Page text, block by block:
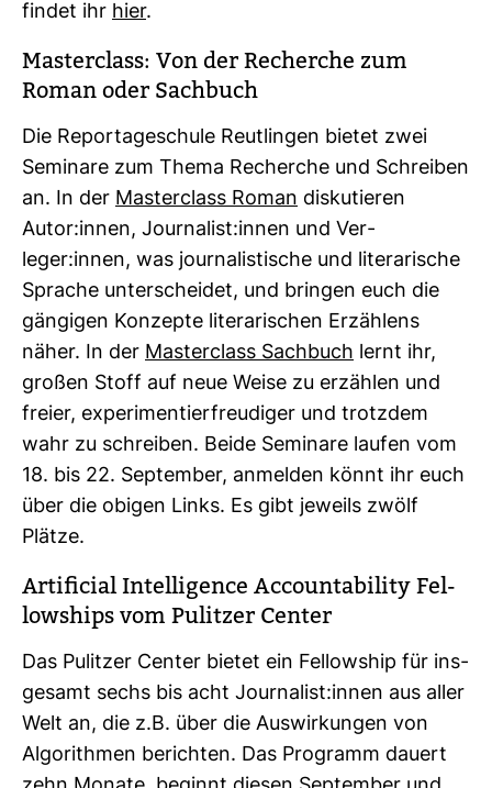
findet ihr hier.
Mas­ter­class: Von der Recherche zum
Roman oder Sach­buch
Die Repor­ta­ge­schule Reut­lingen bietet zwei
Semi­nare zum Thema Recherche und Schreiben
an. In der Mas­ter­class Roman dis­ku­tieren
Autor:innen, Jour­na­list:innen und Ver­
leger:innen, was jour­na­lis­ti­sche und lite­ra­ri­sche
Sprache unter­scheidet, und bringen euch die
gän­gigen Kon­zepte lite­ra­ri­schen Erzäh­lens
näher. In der Mas­ter­class Sach­buch lernt ihr,
großen Stoff auf neue Weise zu erzählen und
freier, expe­ri­men­tier­freu­diger und trotzdem
wahr zu schreiben. Beide Semi­nare laufen vom
18. bis 22. Sep­tember, anmelden könnt ihr euch
über die obigen Links. Es gibt jeweils zwölf
Plätze.
Arti­fi­cial Intel­li­gence Accoun­ta­bi­lity Fel­
low­ships vom Pulitzer Center
Das Pulitzer Center bietet ein Fel­low­ship für ins­
ge­samt sechs bis acht Jour­na­list:innen aus aller
Welt an, die z.B. über die Aus­wir­kungen von
Algo­rithmen berichten. Das Pro­gramm dauert